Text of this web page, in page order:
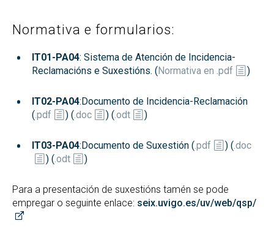
Normativa e formularios:
IT01-PA04: Sistema de Atención de Incidencia-
Reclamacións e Suxestións. (Normativa en .pdf )
IT02-PA04:Documento de Incidencia-Reclamación
(.pdf ) (.doc ) (.odt )
IT03-PA04:Documento de Suxestión (.pdf ) (.doc
) (.odt )
Para a presentación de suxestións tamén se pode
empregar o seguinte enlace: seix.uvigo.es/uv/web/qsp/